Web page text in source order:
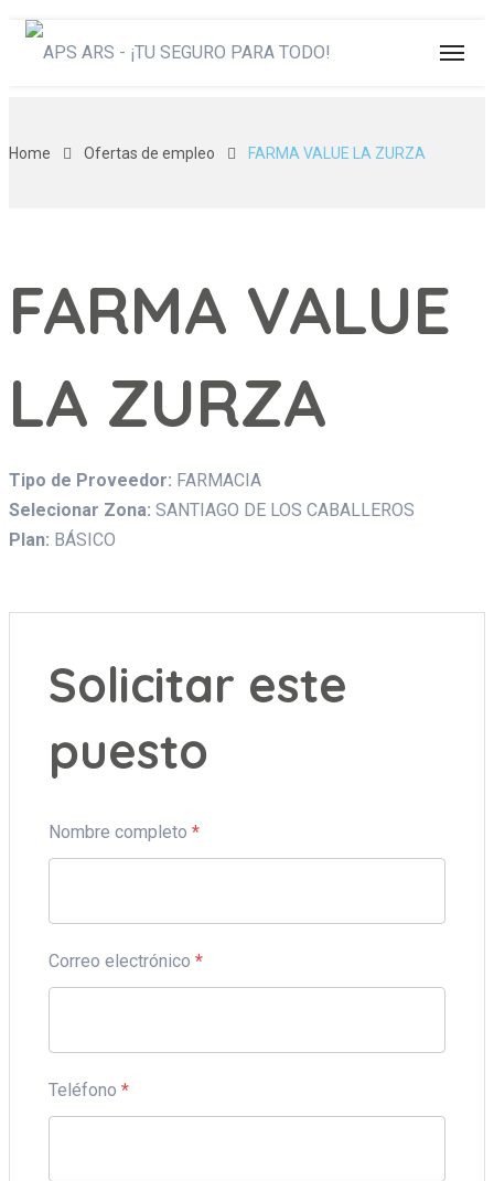
Home Ofertas de empleo FARMA VALUE LA ZURZA
FARMA VALUE
LA ZURZA
Tipo de Proveedor: FARMACIA
Selecionar Zona: SANTIAGO DE LOS CABALLEROS
Plan: BÁSICO
Solicitar este
puesto
Nombre completo *
Correo electrónico *
Teléfono *